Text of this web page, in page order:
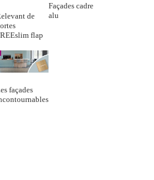
de
flap
Façades cadre
alu
façades